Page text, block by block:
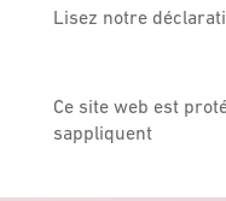
Lisez notre
Ce site web est
sappliquent